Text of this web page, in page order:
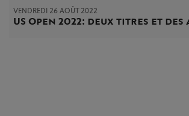
VENDREDI 26 AOÛT 2022
US Open 2022: deux titres et des